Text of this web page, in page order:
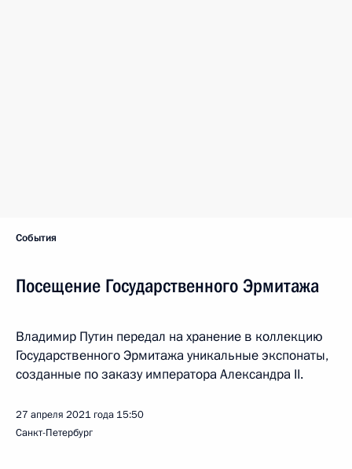
События
Посещение Государственного Эрмитажа
Владимир Путин передал на хранение в коллекцию
Государственного Эрмитажа уникальные экспонаты,
созданные по заказу императора Александра II.
27 апреля 2021 года 15:50
Санкт-Петербург